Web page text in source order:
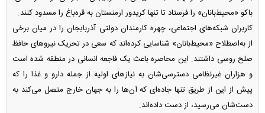
باکو «محیط‌بانان» را فرستاد تا تنها کریدور ارمنستان به قره‌باغ را مسدود کنند.
کاربران شبکه‌های اجتماعی، چهره کارمندان دولتی آذربایجان را در میان برخی
از به‌اصطلاح «محیط‌بانان» شناسایی کرده‌اند که سعی در تحریک نیرو‌های حافظ
صلح روسی داشتند. این محاصره باعث یک فاجعه انسانی در منطقه شده است
و هزاران غیرنظامی دسترسی‌شان به نیاز‌های اولیه از جمله دارو و غذا را که
پیش از این از طریق تنها جاده‌ای که آن‌ها را به جهان خارج متصل می‌کند به
دست‌شان می‌رسید، از دست داده‌اند.